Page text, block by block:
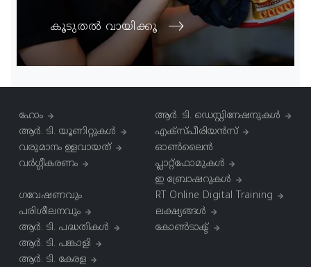
കൂടുതല്‍ വായിക്കൂ
ഹോം
ആർ. ടി. യൂണിറ്റുകൾ
വരുമാനം ഉളവായത്
വർഗ്ഗീകരണം
ആര്‍. ടി. ഡെസ്റ്റിനേഷനുകള്‍
എക്സ്പീരിയൻസ്
ഓൺലൈൻ
പ്ലാറ്റ്‌ഫോമുകൾ
ഇ ബ്രോഷറുകൾ
ഗവേഷണവും
പരിശീലനവും
ആർ. ടി. പദ്ധതികള്‍
ആർ. ടി. പങ്കാളി
ആർ. ടി. കേരള
RT Online Digital Training
ലക്ഷ്യങ്ങൾ
കോൺടാക്ട്